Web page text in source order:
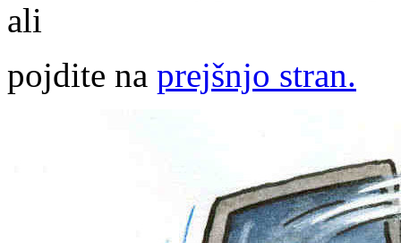
ali
pojdite na prejšnjo stran.